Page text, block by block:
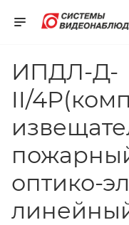
ИПДЛ-Д-
II/
оптико-